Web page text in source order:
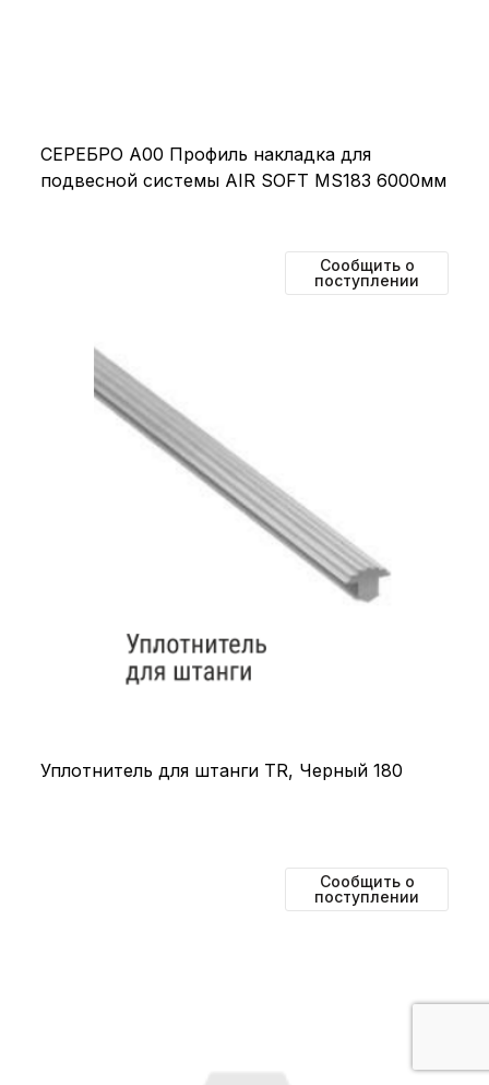
СЕРЕБРО А00 Профиль накладка для
подвесной системы AIR SOFT MS183 6000мм
Сообщить о
поступлении
Уплотнитель для штанги TR, Черный 180
Сообщить о
поступлении